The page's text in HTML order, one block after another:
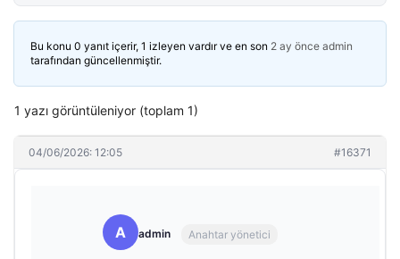
Bu konu 0 yanıt içerir, 1 izleyen vardır ve en son 2 ay önce admin
tarafından güncellenmiştir.
1 yazı görüntüleniyor (toplam 1)
04/06/2026: 12:05 #16371
A admin Anahtar yönetici